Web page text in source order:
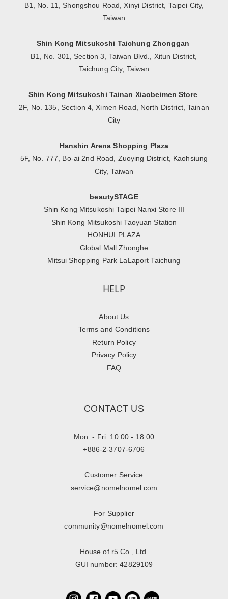
B1, No. 11, Shongshou Road, Xinyi District, Taipei City,
Taiwan
Shin Kong Mitsukoshi Taichung Zhonggan
B1, No. 301, Section 3, Taiwan Blvd., Xitun District,
Taichung City, Taiwan
Shin Kong Mitsukoshi Tainan Xiaobeimen Store
2F, No. 135, Section 4, Ximen Road, North District, Tainan
City
Hanshin Arena Shopping Plaza
5F, No. 777, Bo-ai 2nd Road, Zuoying District, Kaohsiung
City, Taiwan
beautySTAGE
Shin Kong Mitsukoshi Taipei Nanxi Store III
Shin Kong Mitsukoshi Taoyuan Station
HONHUI PLAZA
Global Mall Zhonghe
Mitsui Shopping Park LaLaport Taichung
HELP
About Us
Terms and Conditions
Return Policy
Privacy Policy
FAQ
CONTACT US
Mon. - Fri. 10:00 - 18:00
+886-2-3707-6706
Customer Service
service@nomelnomel.com
For Supplier
community@nomelnomel.com
House of r5 Co., Ltd.
GUI number: 42829109